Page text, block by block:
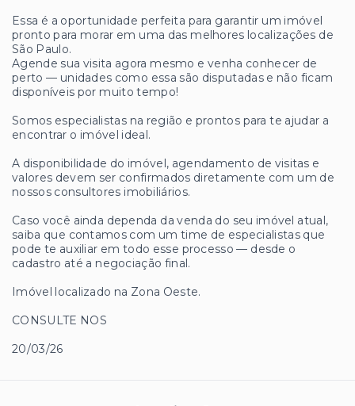
Essa é a oportunidade perfeita para garantir um imóvel
pronto para morar em uma das melhores localizações de
São Paulo.
Agende sua visita agora mesmo e venha conhecer de
perto — unidades como essa são disputadas e não ficam
disponíveis por muito tempo!
Somos especialistas na região e prontos para te ajudar a
encontrar o imóvel ideal.
A disponibilidade do imóvel, agendamento de visitas e
valores devem ser confirmados diretamente com um de
nossos consultores imobiliários.
Caso você ainda dependa da venda do seu imóvel atual,
saiba que contamos com um time de especialistas que
pode te auxiliar em todo esse processo — desde o
cadastro até a negociação final.
Imóvel localizado na Zona Oeste.
CONSULTE NOS
20/03/26